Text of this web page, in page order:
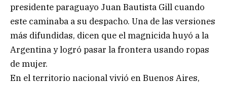
presidente paraguayo Juan Bautista Gill cuando
este caminaba a su despacho. Una de las versiones
más difundidas, dicen que el magnicida huyó a la
Argentina y logró pasar la frontera usando ropas
de mujer.
En el territorio nacional vivió en Buenos Aires,